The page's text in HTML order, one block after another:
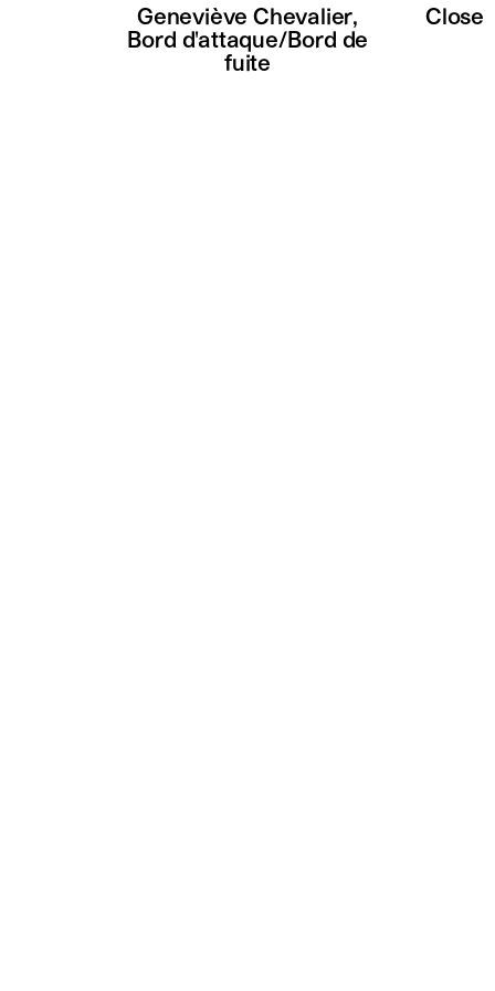
Geneviève Chevalier,
Bord d'attaque/Bord de
fuite
Close